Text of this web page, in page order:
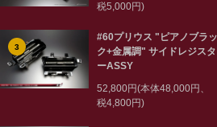
税5,000円)
3
#60プリウス "ピアノブラッ
ク+金属調" サイドレジスタ
ーASSY
52,800円(本体48,000円、
税4,800円)